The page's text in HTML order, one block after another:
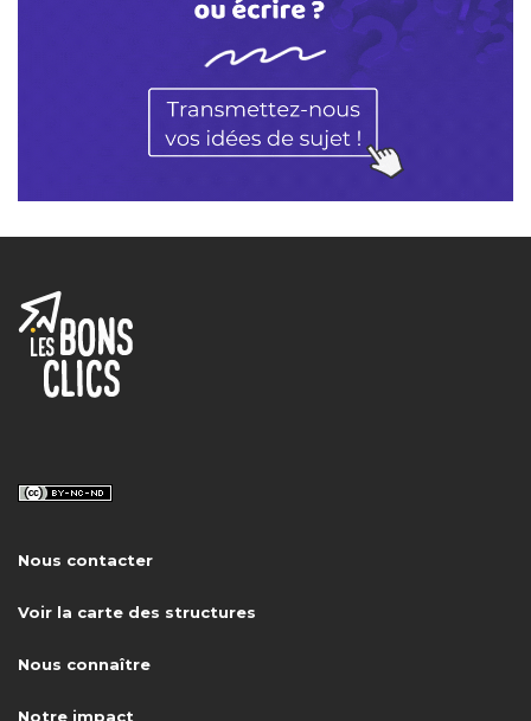
Nous contacter
Voir la carte des structures
Nous connaître
Notre impact